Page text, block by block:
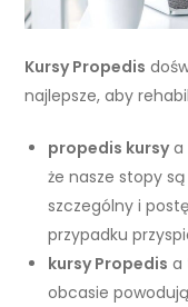
Kursy Propedis
najlepsze, aby
propedis kursya
że nasze stopy
szczególny i
przypadku
kursy Propedis a
obcasie